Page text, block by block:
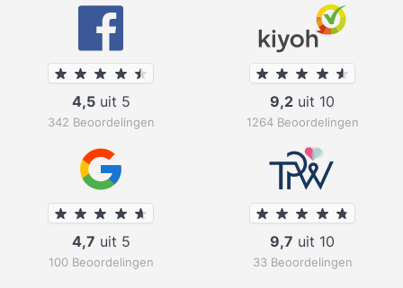
4,5uit 5
342 Beoordelingen
9,2 uit 10
1264 Beoordelingen
4,7 uit 5
100 Beoordelingen
9,7 uit 10
33 Beoordelingen